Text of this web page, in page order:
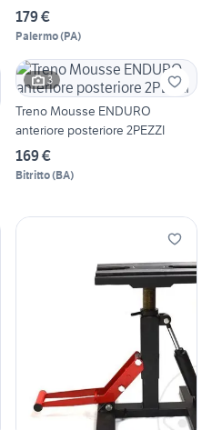
179 €
Palermo(PA)
3
Treno Mousse ENDURO
anteriore posteriore 2PEZZI
169 €
Bitritto(BA)